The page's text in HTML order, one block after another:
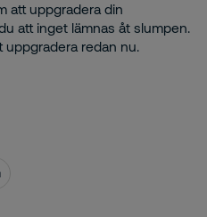
att uppgradera din
att inget lämnas åt slumpen.
uppgradera redan nu.